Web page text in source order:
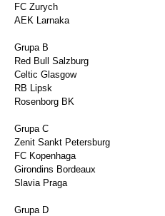
FC Zurych
AEK Larnaka
Grupa B
Red Bull Salzburg
Celtic Glasgow
RB Lipsk
Rosenborg BK
Grupa C
Zenit Sankt Petersburg
FC Kopenhaga
Girondins Bordeaux
Slavia Praga
Grupa D